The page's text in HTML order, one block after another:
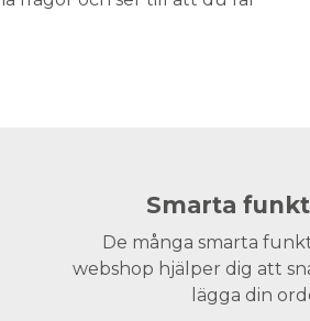
Smarta
De många smarta
webshop hjälper dig att
lägga din